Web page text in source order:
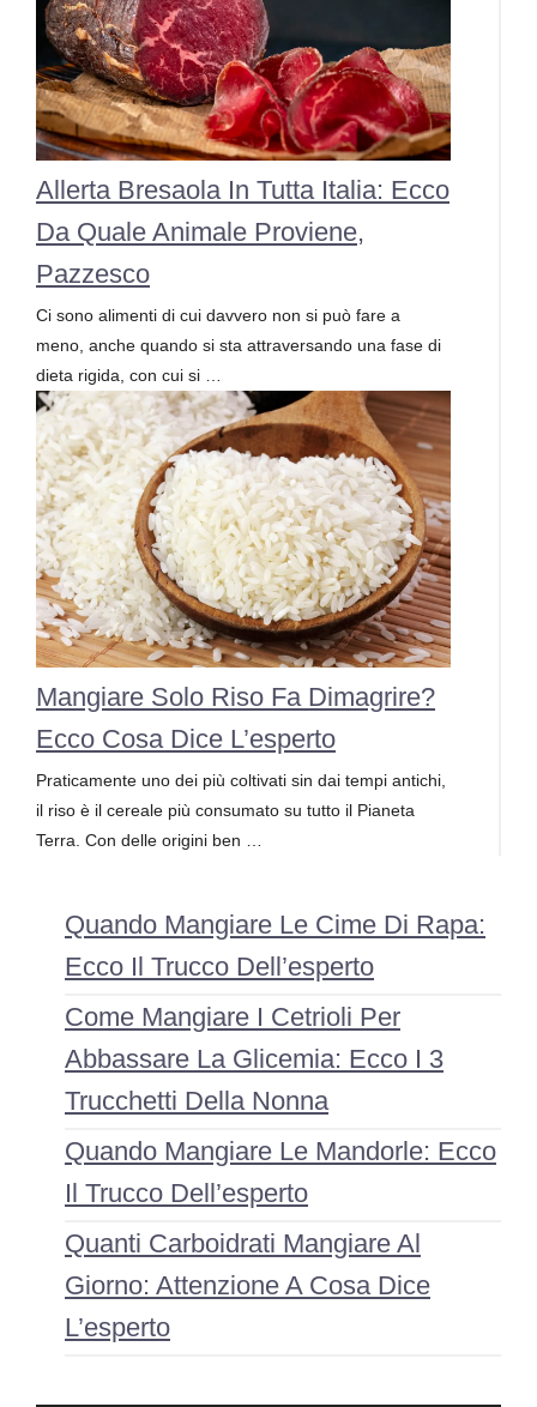
Allerta Bresaola In Tutta Italia: Ecco
Da Quale Animale Proviene,
Pazzesco
Ci sono alimenti di cui davvero non si può fare a
meno, anche quando si sta attraversando una fase di
dieta rigida, con cui si …
Mangiare Solo Riso Fa Dimagrire?
Ecco Cosa Dice L’esperto
Praticamente uno dei più coltivati sin dai tempi antichi,
il riso è il cereale più consumato su tutto il Pianeta
Terra. Con delle origini ben …
Quando Mangiare Le Cime Di Rapa:
Ecco Il Trucco Dell’esperto
Come Mangiare I Cetrioli Per
Abbassare La Glicemia: Ecco I 3
Trucchetti Della Nonna
Quando Mangiare Le Mandorle: Ecco
Il Trucco Dell’esperto
Quanti Carboidrati Mangiare Al
Giorno: Attenzione A Cosa Dice
L’esperto